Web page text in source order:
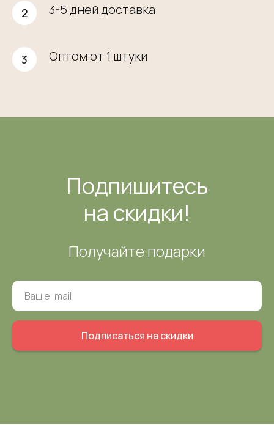
3-5 дней доставка
Оптом от 1 штуки
Подпишитесь
на скидки!
Получайте подарки
Подписаться на скидки